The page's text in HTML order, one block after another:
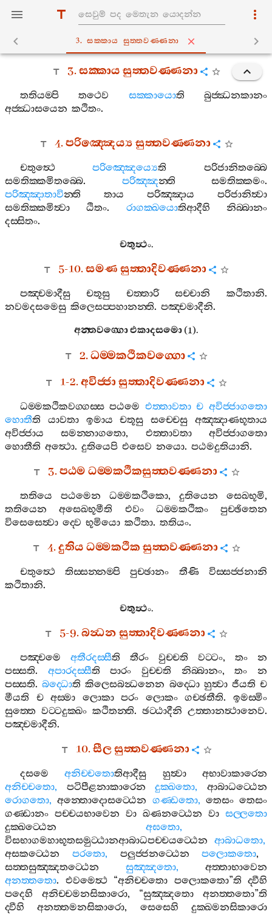
3. සක‍්කාය සුත‍්තවණ‍්ණනා
3.සක‍්කායසුත‍්තවණ‍්ණනා
තතියම‍්පි තථෙව සක‍්කායොති
බුජ‍්ඣනකානං
අජ‍්ඣාසයෙන කථිතං.
4.පරිඤ‍්ඤෙය්‍යසුත‍්තවණ‍්ණනා
චතුත්‍ථෙ පරිඤ‍්ඤෙය්‍යෙති
පරිජානිතබ‍්බෙ
සමතික‍්කමිතබ‍්බෙ. පරිඤ‍්ඤන‍්ති සමතික‍්කමං.
පරිඤ‍්ඤාතාවින‍්ති තාය පරිඤ‍්ඤාය
පරිජානිත්‍වා
සමතික‍්කමිත්‍වා
ඨිතං. රාගක‍්ඛයොතිආදීහි
නිබ‍්බානං
දස‍්සිතං.
චතුත්‍ථං.
5-10.සමණසුත‍්තාදිවණ‍්ණනා
පඤ‍්චමාදීසු චතූසු චත‍්තාරි සච‍්චානි කථිතානි.
නවමදසමෙසු කිලෙසප‍්පහානන‍්ති. පඤ‍්චමාදීනි.
අන‍්තවග‍්ගොඑකාදසමො(1).
2.ධම‍්මකථිකවග‍්ගො
1-2.අවිජ‍්ජාසුත‍්තාදිවණ‍්ණනා
ධම‍්මකථිකවග‍්ගස‍්ස පඨමෙ එත‍්තාවතා ච අවිජ‍්ජාගතො
හොතීති යාවතා ඉමාය චතූසු සච‍්චෙසු
අඤ‍්ඤාණභූතාය
අවිජ‍්ජාය
සමන‍්නාගතො, එත‍්තාවතා
අවිජ‍්ජාගතො
හොතීති අත්‍ථො. දුතියෙපි එසෙව නයො. පඨමදුතියානි.
3.පඨමධම‍්මකථිකසුත‍්තවණ‍්ණනා
තතියෙ පඨමෙන ධම‍්මකථිකො, දුතියෙන සෙඛභූමි,
තතියෙන
අසෙඛභූමීති එවං ධම‍්මකථිකං
පුච‍්ඡිතෙන
විසෙසෙත්‍වා ද‍්වෙ භූමියො කථිතා. තතියං.
4.දුතියධම‍්මකථිකසුත‍්තවණ‍්ණනා
චතුත්‍ථෙ තිස‍්සන‍්නම‍්පි පුච‍්ඡානං තීණි
විස‍්සජ‍්ජනානි
කථිතානි.
චතුත්‍ථං.
5-9.බන්‍ධනසුත‍්තාදිවණ‍්ණනා
පඤ‍්චමෙ අතීරදස‍්සීති තීරං වුච‍්චති වට‍්ටං, තං
න
පස‍්සති. අපාරදස‍්සීති පාරං වුච‍්චති නිබ‍්බානං,තං
න
පස‍්සති.බද‍්ධොති කිලෙසබන්‍ධනෙන බද‍්ධො හුත්‍වා ජීයති ච
මීයති
ච අස‍්මා ලොකා පරං ලොකං ගච‍්ඡතීති.ඉමස‍්මිං
සුත‍්තෙ වට‍්ටදුක‍්ඛං කථිතන‍්ති. ඡට‍්ඨාදීනි උත‍්තානත්‍ථානෙව.
පඤ‍්චමාදීනි.
10.සීලසුත‍්තවණ‍්ණනා
දසමෙ අනිච‍්චතොතිආදීසු හුත්‍වා
අභාවාකාරෙන
අනිච‍්චතො, පටිපීළනාකාරෙන දුක‍්ඛතො,
ආබාධට‍්ඨෙන
රොගතො, අන‍්තොදොසට‍්ඨෙන ගණ‍්ඩතො, තෙසං තෙසං
ගණ‍්ඩානං පච‍්චයභාවෙන වා ඛණනට‍්ඨෙන වා සල‍්ලතො
දුක‍්ඛට‍්ඨෙන
අඝතො,
විසභාගමහාභූතසමුට‍්ඨානආබාධපච‍්චයට‍්ඨෙන
ආබාධතො,
අසකට‍්ඨෙන
පරතො, පලුජ‍්ජනට‍්ඨෙන පලොකතො,
සත‍්තසුඤ‍්ඤතට‍්ඨෙන
සුඤ‍්ඤතො,
අත‍්තාභාවෙන
අනත‍්තතො. එවමෙත්‍ථ“අනිච‍්චතො පලොකතො”ති ද‍්වීහි
පදෙහි
අනිච‍්චමනසිකාරො, “සුඤ‍්ඤතො අනත‍්තතො”ති
ද‍්වීහි
අනත‍්තමනසිකාරො, සෙසෙහි
දුක‍්ඛමනසිකාරො